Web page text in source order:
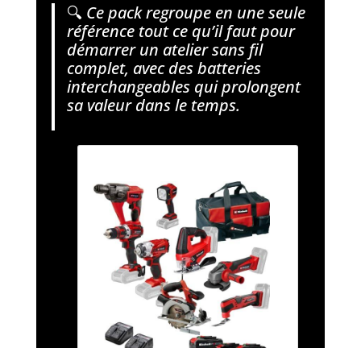
🔍 Ce pack regroupe en une seule
référence tout ce qu’il faut pour
démarrer un atelier sans fil
complet, avec des batteries
interchangeables qui prolongent
sa valeur dans le temps.